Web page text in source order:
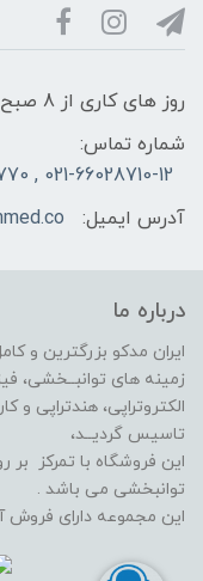
روز های کاری از 8 صبح الی 17 پاسخگوی شما هستیم
شماره تماس:
021-66028710-12 , 09306297770 , 09104948010
آدرس ایمیل:
درباره ما
ایران مدکو بزرگترین و
زمینه های توانبــخشی،
تاسیس گردیــد،
این فروشگاه با تمرکز
توانبخشی می باشد .
این مجموعه دارای